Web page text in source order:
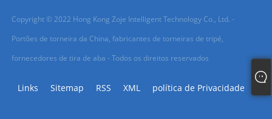
Copyright © 2022 Hong Kong Zoje Intelligent Technology Co., Ltd. -
Portões de torneira da China, fabricantes de torneiras de tripé,
fornecedores de tira de aba - Todos os direitos reservados
Links Sitemap RSS XML política de Privacidade